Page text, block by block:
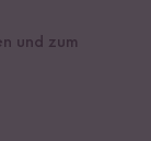
und zum